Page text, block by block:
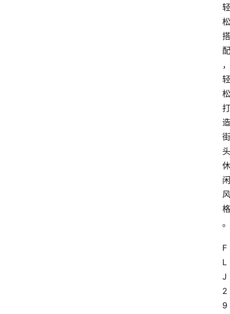
轻
松
搭
配
，
轻
松
打
造
街
头
休
闲
风
格
。
F
L
J
2
9